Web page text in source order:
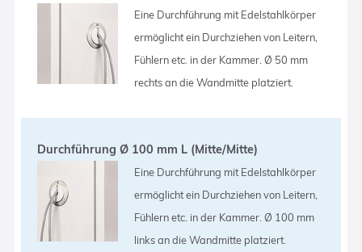
Eine Durchführung mit Edelstahlkörper
ermöglicht ein Durchziehen von Leitern,
Fühlern etc. in der Kammer. Ø 50 mm
rechts an die Wandmitte platziert.
Durchführung Ø 100 mm L (Mitte/Mitte)
Eine Durchführung mit Edelstahlkörper
ermöglicht ein Durchziehen von Leitern,
Fühlern etc. in der Kammer. Ø 100 mm
links an die Wandmitte platziert.